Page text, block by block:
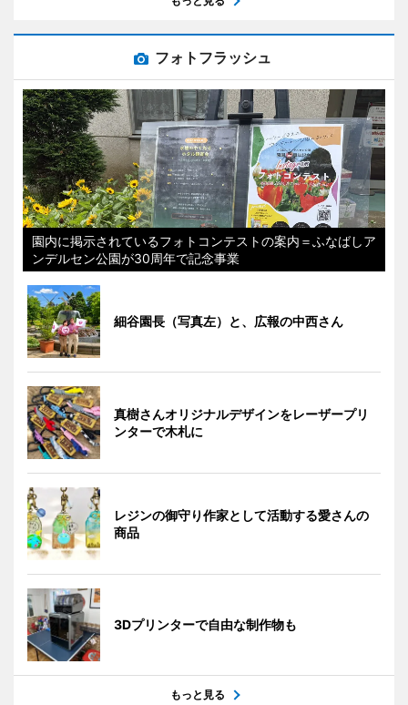
フォトフラッシュ
園内に掲示されているフォトコンテストの案内＝ふなばしア
ンデルセン公園が30周年で記念事業
細谷園長（写真左）と、広報の中西さん
真樹さんオリジナルデザインをレーザープリ
ンターで木札に
レジンの御守り作家として活動する愛さんの
商品
3Dプリンターで自由な制作物も
もっと見る